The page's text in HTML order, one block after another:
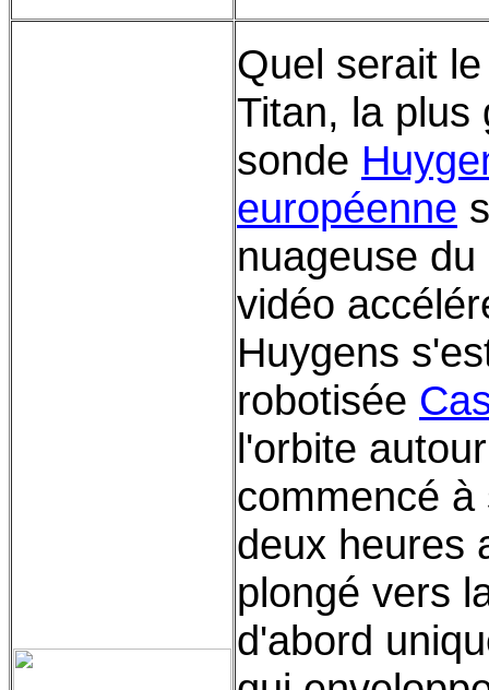
Quel serait
Titan, la
sonde
européenne
nuageuse
vidéo
Huygens
robotisée
l'orbite
commencé à
deux heures
plongé vers
d'abord